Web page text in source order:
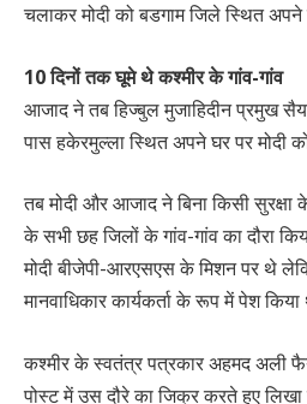
चलाकर मोदी को बडगाम जिले स्थित
10 दिनों तक घूमे थे कश्मीर के गांव-गांव
आजाद ने तब हिज्बुल मुजाहिदीन प्रमुख
पास हकेरमुल्ला स्थित अपने घर पर मोदी
तब मोदी और आजाद ने बिना किसी
के सभी छह जिलों के गांव-गांव का दौरा
मोदी बीजेपी-आरएसएस के मिशन पर थे
मानवाधिकार कार्यकर्ता के रूप में पेश किया
कश्मीर के स्वतंत्र पत्रकार अहमद अली
पोस्ट में उस दौरे का जिक्र करते हुए लिखा